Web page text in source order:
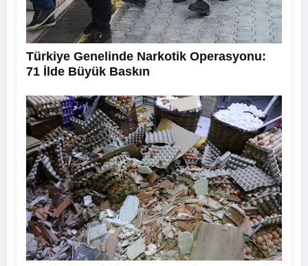
Türkiye Genelinde Narkotik Operasyonu:
71 İlde Büyük Baskın